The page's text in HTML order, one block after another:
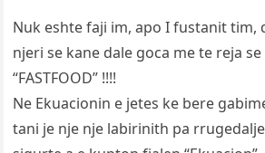
Nuk eshte faji im, apo I fustanit tim,
njeri se kane dale goca me te reja
“FASTFOOD” !!!!
Ne Ekuacionin e jetes ke bere
tani je nje nje labirinith pa